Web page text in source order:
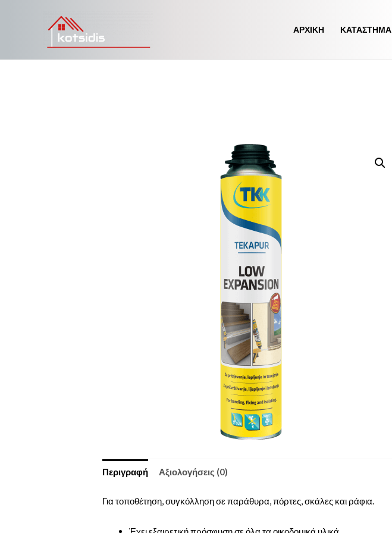
ΑΡΧΙΚΗ ΚΑΤΆΣΤΗΜΑ
Περιγραφή Αξιολογήσεις (0)
Για τοποθέτηση, συγκόλληση σε παράθυρα, πόρτες, σκάλες και ράφια.